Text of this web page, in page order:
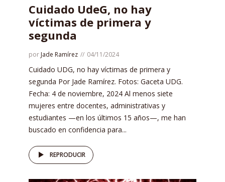
Cuidado UdeG, no hay
víctimas de primera y
segunda
por Jade Ramírez 04/11/2024
Cuidado UDG, no hay víctimas de primera y
segunda Por Jade Ramírez. Fotos: Gaceta UDG.
Fecha: 4 de noviembre, 2024 Al menos siete
mujeres entre docentes, administrativas y
estudiantes —en los últimos 15 años—, me han
buscado en confidencia para...
REPRODUCIR